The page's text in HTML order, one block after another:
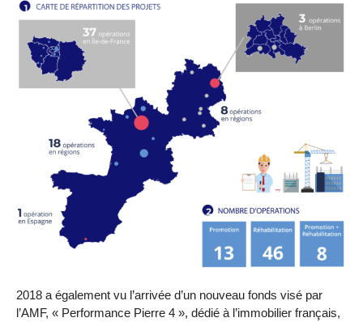
2018 a également vu l’arrivée d’un nouveau fonds visé par
l’AMF, « Performance Pierre 4 », dédié à l’immobilier français,